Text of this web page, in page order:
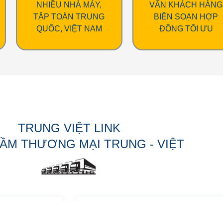
NHIỀU NHÀ MÁY,
TẬP TOÀN TRUNG
QUỐC, VIỆT NAM
VẤN KHÁCH HÀNG
BIÊN SOẠN HỢP
ĐỒNG TỐI ƯU
TRUNG VIỆT LINK
THƯƠNG MẠI TRUNG - VIỆT